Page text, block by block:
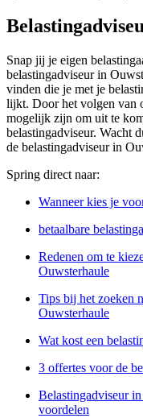
Snap jij je eigen
belastingadviseur in
vinden die je met je
lijkt. Door het volgen van
mogelijk zijn om uit te
belastingadviseur. Wacht
de belastingadviseur in
Spring direct naar:
Wanneer kies je
betaalbare
Redenen om te
Ouwsterhaule
Tips bij het zoeken
Ouwsterhaule
Wat kost een
3 offertes voor de
Belastingadviseur
voordelen